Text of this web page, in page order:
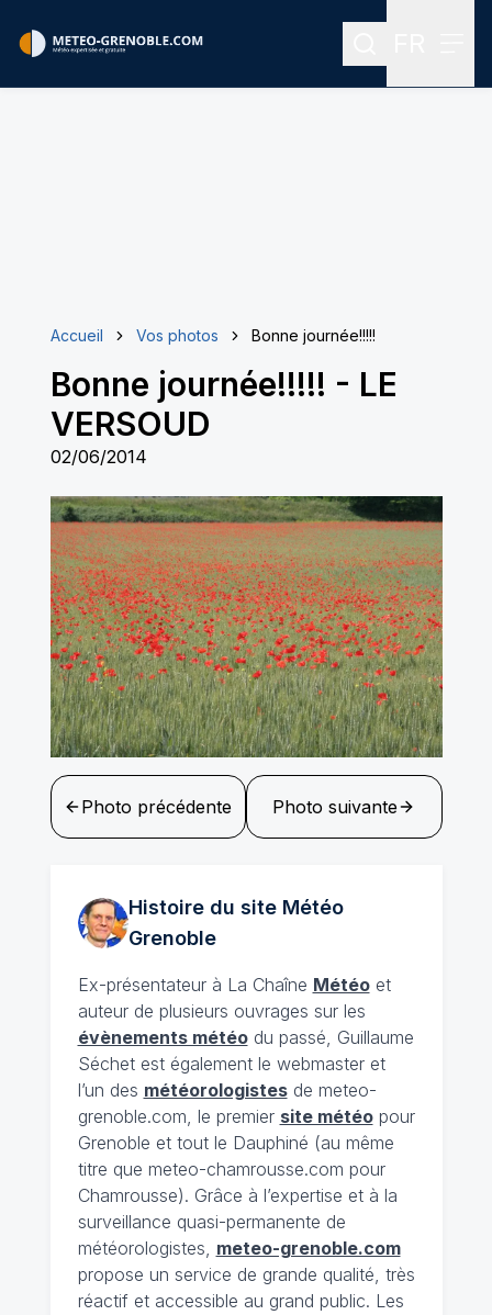
Rechercher
Accueil Vos photos Bonne journée!!!!!
Bonne journée!!!!! - LE
VERSOUD
02/06/2014
Photo précédente Photo suivante
Histoire du site Météo
Grenoble
Ex-présentateur à La Chaîne Météoet
auteur de plusieurs ouvrages sur les
évènements météodu passé, Guillaume
Séchet est également le webmaster et
l’un des météorologistesde meteo-
grenoble.com, le premier site météopour
Grenoble et tout le Dauphiné (au même
titre que meteo-chamrousse.com pour
Chamrousse). Grâce à l’expertise et à la
surveillance quasi-permanente de
météorologistes, meteo-grenoble.com
propose un service de grande qualité, très
réactif et accessible au grand public. Les